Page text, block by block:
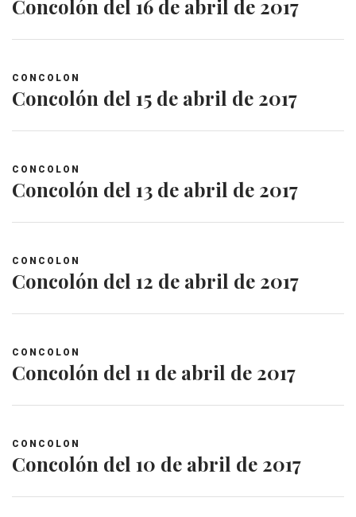
Concolón del 16 de abril de 2017
CONCOLON
Concolón del 15 de abril de 2017
CONCOLON
Concolón del 13 de abril de 2017
CONCOLON
Concolón del 12 de abril de 2017
CONCOLON
Concolón del 11 de abril de 2017
CONCOLON
Concolón del 10 de abril de 2017